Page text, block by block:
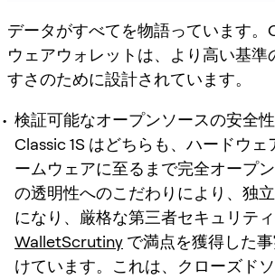
データがすべてを物語っています。
ウェアウォレットは、より高い基準
すさのために設計されています。
検証可能なオープンソースの安全
Classic 1S はどちらも、ハードウ
ームウェアに至るまで完全オープ
の透明性へのこだわりにより、独
になり、厳格な第三者セキュリテ
WalletScrutiny で満点を獲得した
けています。これは、クローズド